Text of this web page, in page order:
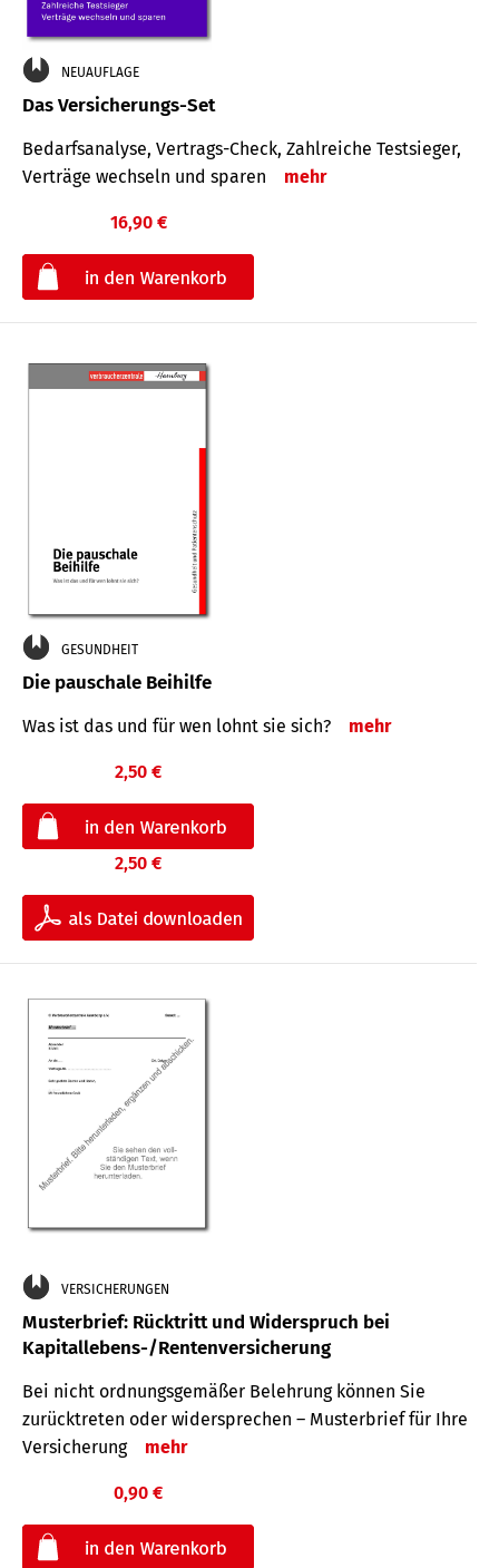
NEUAUFLAGE
Das Versicherungs-Set
Bedarfsanalyse, Vertrags-Check, Zahlreiche Testsieger,
Verträge wechseln und sparen
mehr
16,90 €
GESUNDHEIT
Die pauschale Beihilfe
Was ist das und für wen lohnt sie sich? mehr
2,50 €
2,50 €
VERSICHERUNGEN
Musterbrief: Rücktritt und Widerspruch bei
Kapitallebens-/Rentenversicherung
Bei nicht ordnungsgemäßer Belehrung können Sie
zurücktreten oder widersprechen – Musterbrief für Ihre
Versicherung
mehr
0,90 €